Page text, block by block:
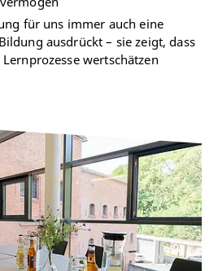
für uns immer auch eine
ausdrückt – sie zeigt, dass
wertschätzen